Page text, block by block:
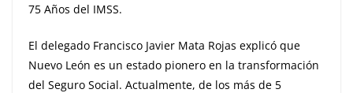
75 Años del IMSS.
El delegado Francisco Javier Mata Rojas explicó que
Nuevo León es un estado pionero en la transformación
del Seguro Social. Actualmente, de los más de 5